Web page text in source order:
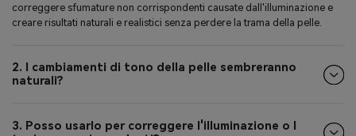
correggere sfumature non corrispondenti causate dall'illuminazione e
creare risultati naturali e realistici senza perdere la trama della pelle.
2. I cambiamenti di tono della pelle sembreranno
naturali?
3. Posso usarlo per correggere l'illuminazione o I